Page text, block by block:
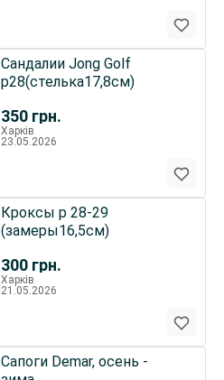
350 грн.
Сандалии Jong Golf
р28(стелька17,8см)
Харків
23.05.2026
300 грн.
Кроксы р 28-29
(замеры16,5см)
Харків
21.05.2026
Сапоги Demar, осень -